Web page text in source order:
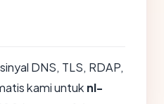
DNS, TLS, RDAP,
kami untuk nl-